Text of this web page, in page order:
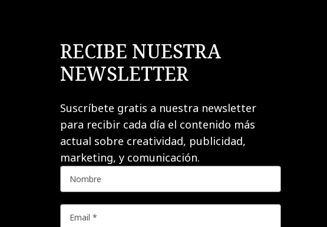
RECIBE NUESTRA
NEWSLETTER
Suscríbete gratis a nuestra newsletter
para recibir cada día el contenido más
actual sobre creatividad, publicidad,
marketing, y comunicación.